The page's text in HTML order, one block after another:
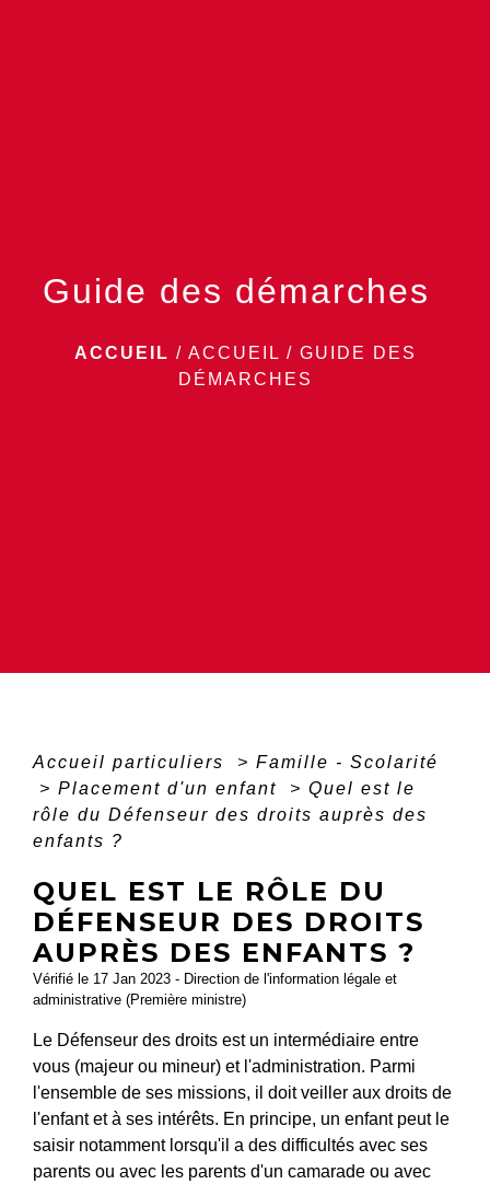
Guide des démarches
ACCUEIL / ACCUEIL / GUIDE DES
DÉMARCHES
Accueil particuliers > Famille - Scolarité
> Placement d'un enfant > Quel est le
rôle du Défenseur des droits auprès des
enfants ?
QUEL EST LE RÔLE DU
DÉFENSEUR DES DROITS
AUPRÈS DES ENFANTS ?
Vérifié le 17 Jan 2023 - Direction de l'information légale et
administrative (Première ministre)
Le Défenseur des droits est un intermédiaire entre
vous (majeur ou mineur) et l'administration. Parmi
l'ensemble de ses missions, il doit veiller aux droits de
l'enfant et à ses intérêts. En principe, un enfant peut le
saisir notamment lorsqu'il a des difficultés avec ses
parents ou avec les parents d'un camarade ou avec